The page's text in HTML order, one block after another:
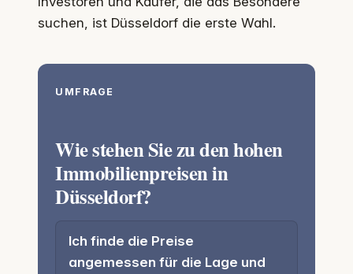
suchen, ist Düsseldorf die erste Wahl.
UMFRAGE
Wie stehen Sie zu den hohen
Immobilienpreisen in
Düsseldorf?
Ich finde die Preise
angemessen für die Lage und